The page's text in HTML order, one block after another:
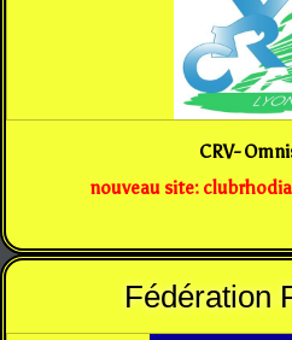
CRV-
nouveau site:
Fédération